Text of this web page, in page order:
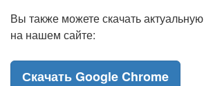
Вы также можете скачать
на нашем сайте:
Скачать Google Chrome